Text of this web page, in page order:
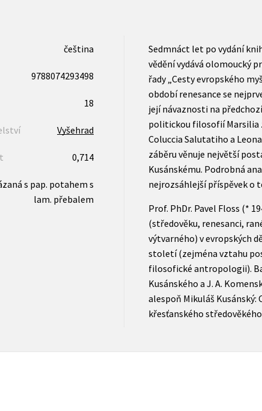
čeština
9788074293498
18
Vyšehrad
0,714
s pap. potahem s
lam. přebalem
Sedmnáct let po vydání
vědění vydává olomoucký
řady „Cesty evropského
období renesance se
její návaznosti na
politickou filosofií Marsilia
Coluccia Salutatiho a
záběru věnuje největší
Kusánskému. Podrobná
nejrozsáhlejší příspěvek o
Prof. PhDr. Pavel Floss (*
(středověku, renesanci,
výtvarného) v evropských
století (zejména vztahu
filosofické antropologii).
Kusánského a J. A.
alespoň Mikuláš
křesťanského